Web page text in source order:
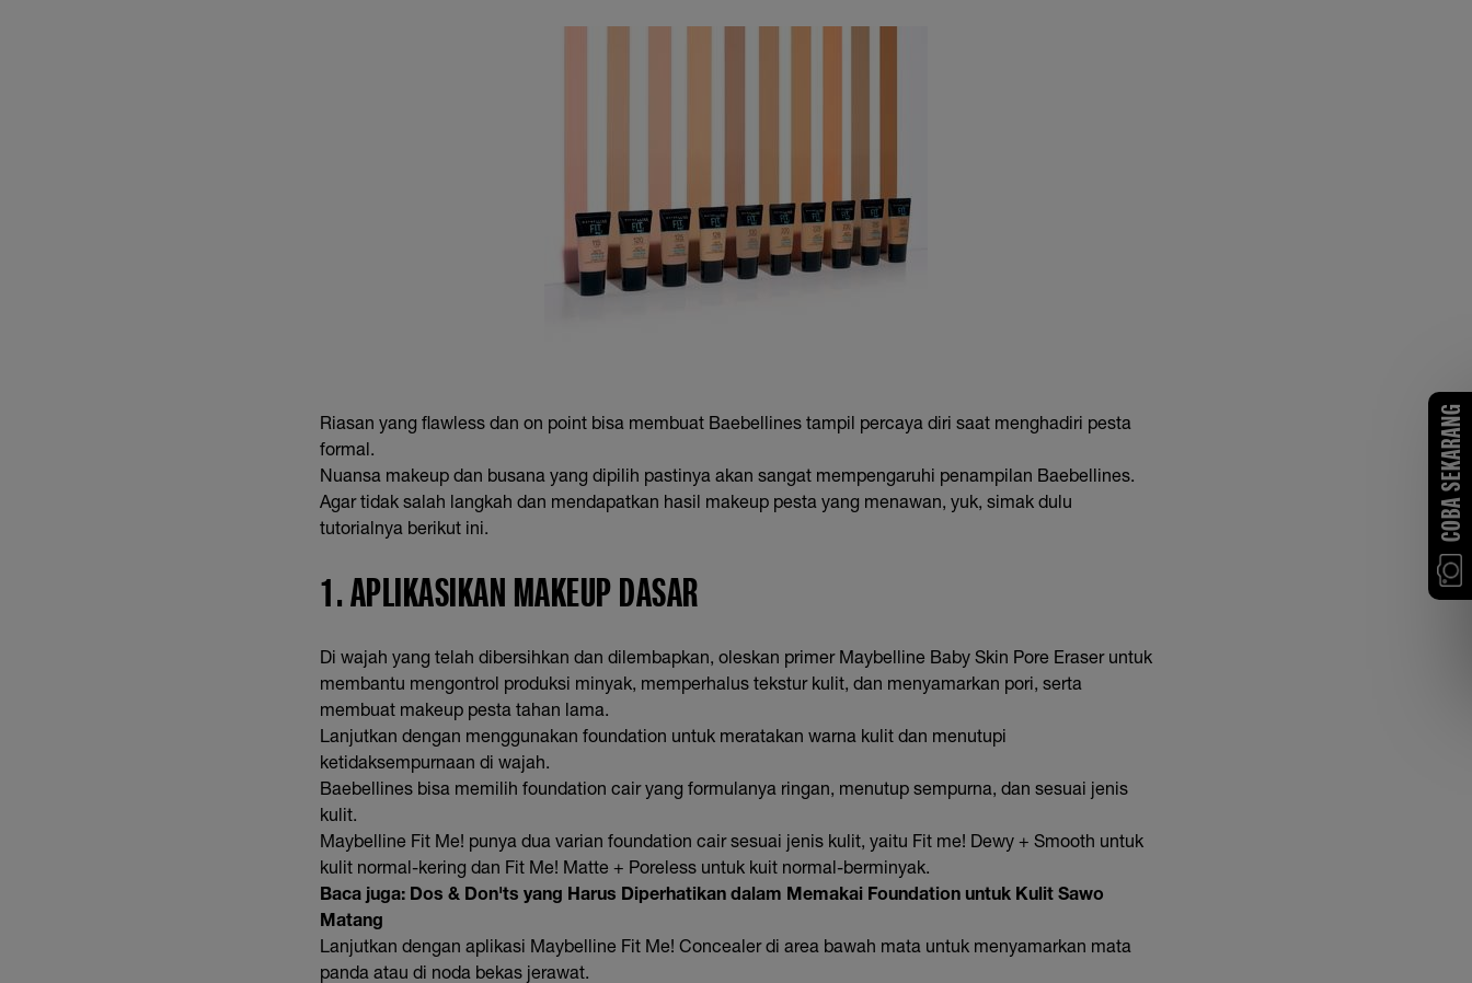
Riasan yang flawless dan on point bisa membuat Baebellines tampil percaya diri saat menghadiri pesta
formal.
Nuansa makeup dan busana yang dipilih pastinya akan sangat mempengaruhi penampilan Baebellines.
Agar tidak salah langkah dan mendapatkan hasil makeup pesta yang menawan, yuk, simak dulu
tutorialnya berikut ini.
1. APLIKASIKAN MAKEUP DASAR
Di wajah yang telah dibersihkan dan dilembapkan, oleskan primer Maybelline Baby Skin Pore Eraser untuk
membantu mengontrol produksi minyak, memperhalus tekstur kulit, dan menyamarkan pori, serta
membuat makeup pesta tahan lama.
Lanjutkan dengan menggunakan foundation untuk meratakan warna kulit dan menutupi
ketidaksempurnaan di wajah.
Baebellines bisa memilih foundation cair yang formulanya ringan, menutup sempurna, dan sesuai jenis
kulit.
Maybelline Fit Me! punya dua varian foundation cair sesuai jenis kulit, yaitu Fit me! Dewy + Smooth untuk
kulit normal-kering dan Fit Me! Matte + Poreless untuk kuit normal-berminyak.
Baca juga: Dos & Don'ts yang Harus Diperhatikan dalam Memakai Foundation untuk Kulit Sawo
Matang
Lanjutkan dengan aplikasi Maybelline Fit Me! Concealer di area bawah mata untuk menyamarkan mata
panda atau di noda bekas jerawat.
COBA SEKARANG